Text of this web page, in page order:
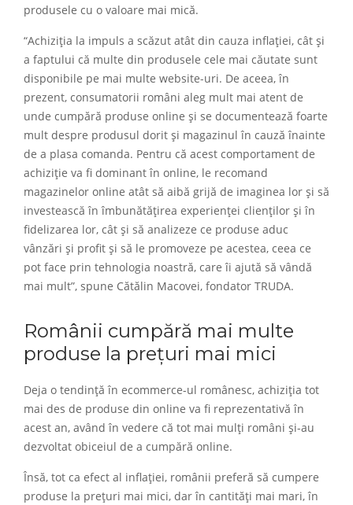
produsele cu o valoare mai mică.
“Achiziția la impuls a scăzut atât din cauza inflației, cât și
a faptului că multe din produsele cele mai căutate sunt
disponibile pe mai multe website-uri. De aceea, în
prezent, consumatorii români aleg mult mai atent de
unde cumpără produse online și se documentează foarte
mult despre produsul dorit și magazinul în cauză înainte
de a plasa comanda. Pentru că acest comportament de
achiziție va fi dominant în online, le recomand
magazinelor online atât să aibă grijă de imaginea lor și să
investească în îmbunătățirea experienței clienților și în
fidelizarea lor, cât și să analizeze ce produse aduc
vânzări și profit și să le promoveze pe acestea, ceea ce
pot face prin tehnologia noastră, care îi ajută să vândă
mai mult”, spune Cătălin Macovei, fondator TRUDA.
Românii cumpără mai multe
produse la prețuri mai mici
Deja o tendință în ecommerce-ul românesc, achiziția tot
mai des de produse din online va fi reprezentativă în
acest an, având în vedere că tot mai mulți români și-au
dezvoltat obiceiul de a cumpără online.
Însă, tot ca efect al inflației, românii preferă să cumpere
produse la prețuri mai mici, dar în cantități mai mari, în